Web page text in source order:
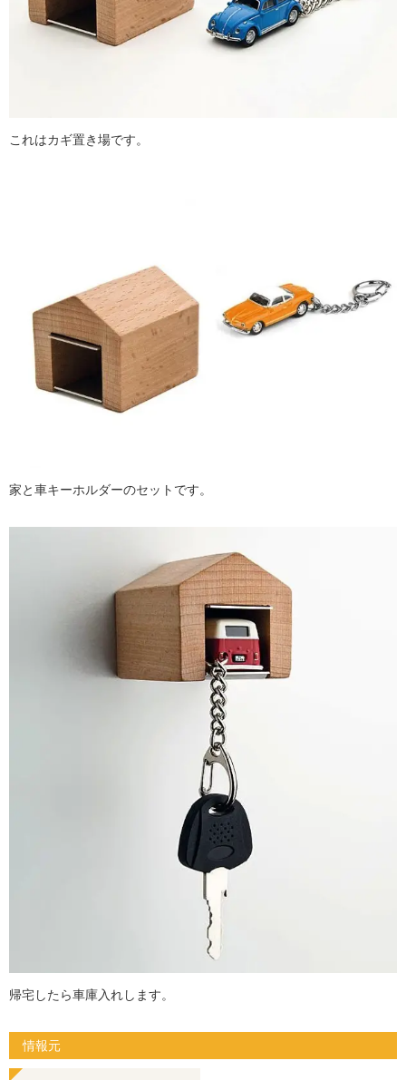
これはカギ置き場です。
家と車キーホルダーのセットです。
帰宅したら車庫入れします。
情報元